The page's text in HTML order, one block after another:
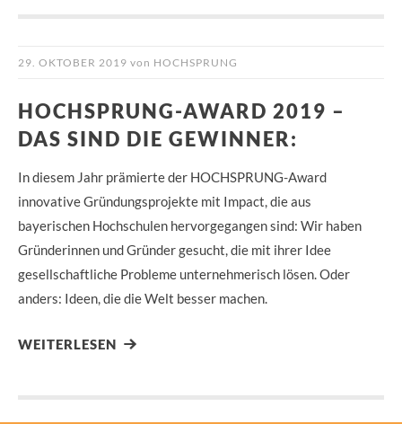
29. OKTOBER 2019 von HOCHSPRUNG
HOCHSPRUNG-AWARD 2019 –
DAS SIND DIE GEWINNER:
In diesem Jahr prämierte der HOCHSPRUNG-Award
innovative Gründungsprojekte mit Impact, die aus
bayerischen Hochschulen hervorgegangen sind: Wir haben
Gründerinnen und Gründer gesucht, die mit ihrer Idee
gesellschaftliche Probleme unternehmerisch lösen. Oder
anders: Ideen, die die Welt besser machen.
WEITERLESEN